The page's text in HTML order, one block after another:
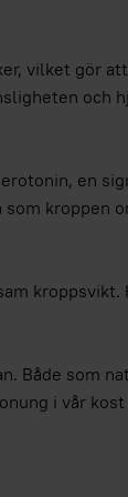
vilket gör
och
en
Både som
i vår